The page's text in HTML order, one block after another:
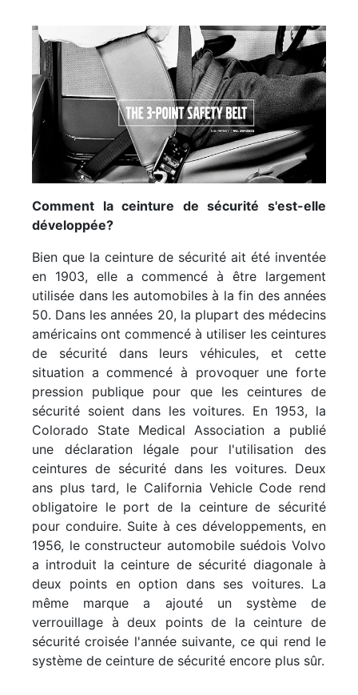
Comment la ceinture de sécurité s'est-elle
développée?
Bien que la ceinture de sécurité ait été inventée
en 1903, elle a commencé à être largement
utilisée dans les automobiles à la fin des années
50. Dans les années 20, la plupart des médecins
américains ont commencé à utiliser les ceintures
de sécurité dans leurs véhicules, et cette
situation a commencé à provoquer une forte
pression publique pour que les ceintures de
sécurité soient dans les voitures. En 1953, la
Colorado State Medical Association a publié
une déclaration légale pour l'utilisation des
ceintures de sécurité dans les voitures. Deux
ans plus tard, le California Vehicle Code rend
obligatoire le port de la ceinture de sécurité
pour conduire. Suite à ces développements, en
1956, le constructeur automobile suédois Volvo
a introduit la ceinture de sécurité diagonale à
deux points en option dans ses voitures. La
même marque a ajouté un système de
verrouillage à deux points de la ceinture de
sécurité croisée l'année suivante, ce qui rend le
système de ceinture de sécurité encore plus sûr.